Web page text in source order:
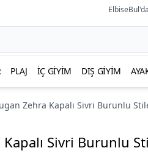
PLAJ İÇ GIYIM DIŞ GIYIM
Zehra Kapalı Sivri Burunlu
Sivri Burunlu